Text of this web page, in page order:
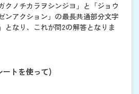
クノチカラヲシンジヨ」と「ジョウ
ンアクション」の最長共通部分文字
となり、これが問2の解答となりま
ートを使って)